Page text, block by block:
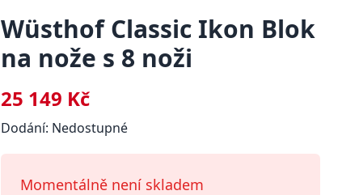
Wüsthof Classic Ikon Blok
na nože s 8 noži
25 149 Kč
Dodání: Nedostupné
Momentálně není skladem